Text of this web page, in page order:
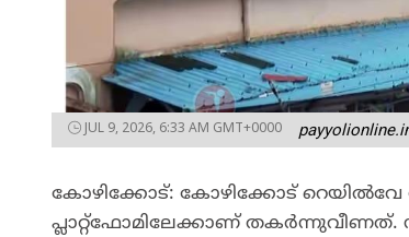
JUL 9, 2026, 6:33 AM GMT+0000
കോഴിക്കോട്: കോഴിക്കോട് റെയിൽവേ
പ്ലാറ്റ്ഫോമിലേക്കാണ് തകർന്നുവീണത്.